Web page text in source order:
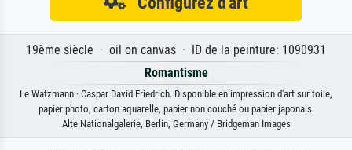
19ème siècle · oil on canvas · ID de la peinture: 1090931
Romantisme
Le Watzmann · Caspar David Friedrich. Disponible en impression d'art sur toile,
papier photo, carton aquarelle, papier non couché ou papier japonais.
Alte Nationalgalerie, Berlin, Germany / Bridgeman Images